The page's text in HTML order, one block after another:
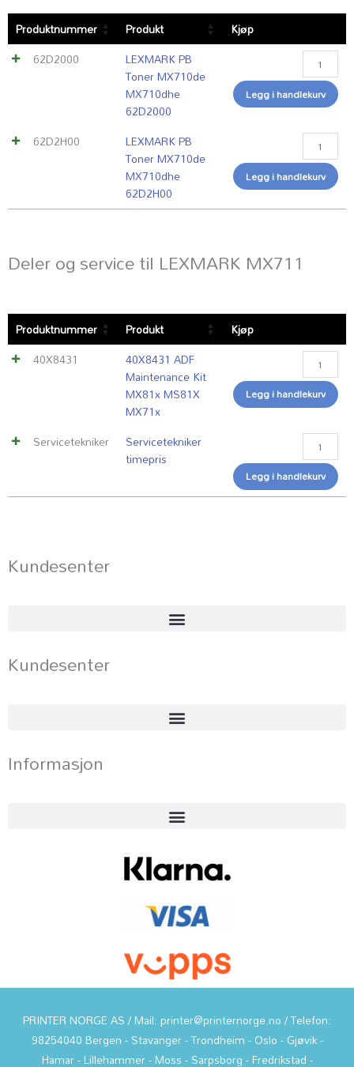
Produktnummer Produkt
Kjøp
62D2000
LEXMARK PB
Toner MX710de
MX710dhe
62D2000
LEXMARK
Toner
MX710de
62D2000
Legg i handlekurv
62D2H00
LEXMARK PB
Toner MX710de
MX710dhe
62D2H00
LEXMARK
Toner
MX710de
62D2H00
Legg i handlekurv
Deler og service til LEXMARK MX711
Produktnummer Produkt
Kjøp
40X8431
40X8431 ADF
Maintenance Kit
MX81x MS81X
MX71x
40X8431
MX81x
MS81X
antall
Legg i handlekurv
Servicetekniker
Servicetekniker
timepris
antall
Legg i handlekurv
Kundesenter
Kundesenter
Informasjon
PRINTER NORGE AS / Mail: printer@printernorge.no / Telefon:
98254040 Bergen - Stavanger - Trondheim - Oslo - Gjøvik -
Hamar - Lillehammer - Moss - Sarpsborg - Fredrikstad -